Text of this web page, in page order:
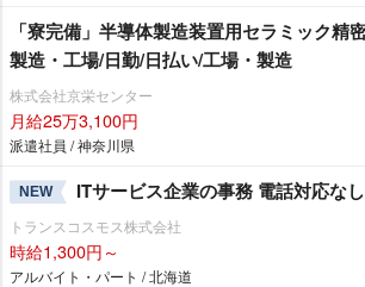
「寮完備」半導体製造装置用セラミック精
製造・工場/日勤/日払い/工場・製造
株式会社京栄センター
月給25万3,100円
派遣社員 / 神奈川県
NEW ITサービス企業の事務 電話対応なし
トランスコスモス株式会社
時給1,300円～
アルバイト・パート / 北海道